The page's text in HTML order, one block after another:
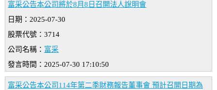
富采公告本公司將於8月8日召開法人說明會
日期：2025-07-30
股票代號：3714
公司名稱： 富采
發言時間：2025-07-30 17:10:50
富采公告本公司114年第二季財務報告董事會 預計召開日期為